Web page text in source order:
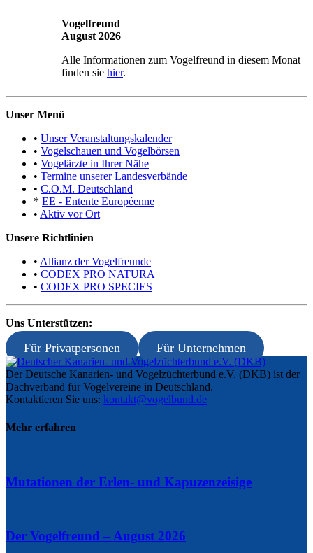
Vogelfreund
August 2026
Alle Informationen zum Vogelfreund in diesem Monat
finden sie hier.
Unser Menü
• Unser Veranstaltungskalender
• Vogelschauen und Vogelbörsen
• Vogelärzte in Ihrer Nähe
• Termine unserer Landesverbände
• C.O.M. Deutschland
* EE - Entente Européenne
• Aktiv vor Ort
Unsere Richtlinien
• Allianz der Vogelfreunde
• CODEX PRO NATURA
• CODEX PRO SPECIES
Uns Unterstützen:
Für Privatpersonen Für Unternehmen
Der Deutsche Kanarien- und Vogelzüchterbund e.V. (DKB) ist der
Dachverband für Vogelvereine in Deutschland.
Kontaktieren Sie uns: kontakt@vogelbund.de
Mehr erfahren
Mutationen der Erlen- und Kapuzenzeisige
Der Vogelfreund – August 2026